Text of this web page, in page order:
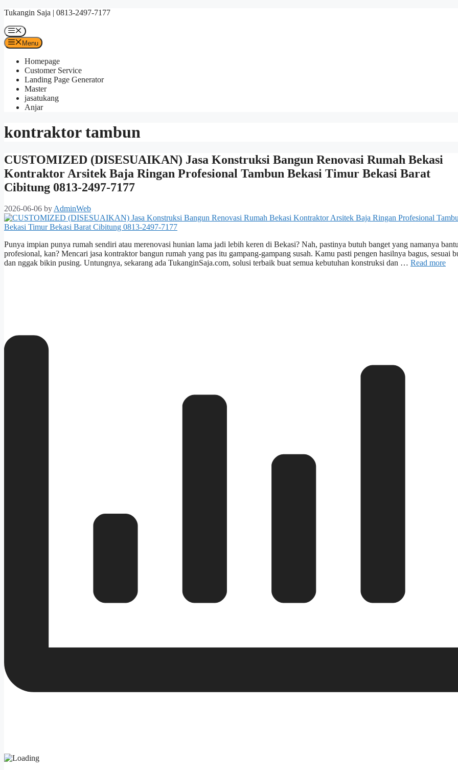
Skip
content
Tukangin Saja | 0813-2497-7177
Menu
Menu
Homepage
Customer Service
Landing Page Generator
Master
jasatukang
Anjar
kontraktor tambun
CUSTOMIZED (DISESUAIKAN) Jasa Konstruksi Bangun Renovasi Rumah Bekasi
Kontraktor Arsitek Baja Ringan Profesional Tambun Bekasi Timur Bekasi Barat
Cibitung 0813-2497-7177
2026-06-06 byAdminWeb
Punya impian punya rumah sendiri atau merenovasi hunian lama jadi lebih keren di Bekasi? Nah, pastinya butuh banget yang namanya
profesional, kan? Mencari jasa kontraktor bangun rumah yang pas itu gampang-gampang susah. Kamu pasti pengen hasilnya bagus, sesuai
dan nggak bikin pusing. Untungnya, sekarang ada TukanginSaja.com, solusi terbaik buat semua kebutuhan konstruksi dan … Read more